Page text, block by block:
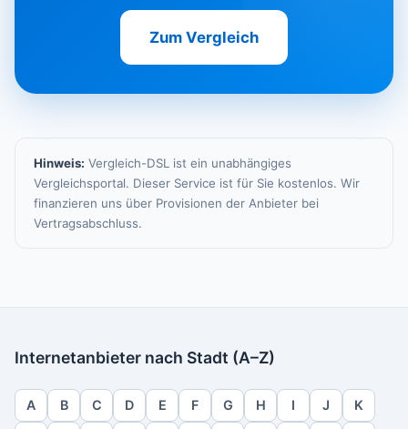
Zum Vergleich
Hinweis: Vergleich-DSL ist ein unabhängiges
Vergleichsportal. Dieser Service ist für Sie kostenlos. Wir
finanzieren uns über Provisionen der Anbieter bei
Vertragsabschluss.
Internetanbieter nach Stadt (A–Z)
A B C D E F G H I J K